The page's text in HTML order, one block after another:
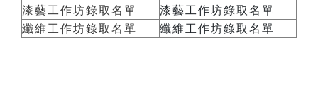
漆藝工作坊錄取名單
漆藝工作坊錄取名單
纖維工作坊錄取名單
纖維工作坊錄取名單